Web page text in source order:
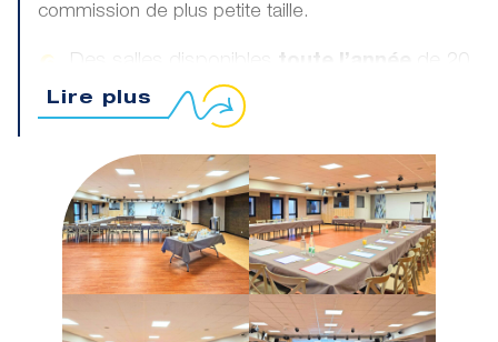
Lire plus
commission de plus petite taille.
à 300m²
Aucœur du Golfe du Morbihan
Dans unsite de loisirs
Cocktailau bord de la piscine
Nombreuses possibilités d’ hébergement